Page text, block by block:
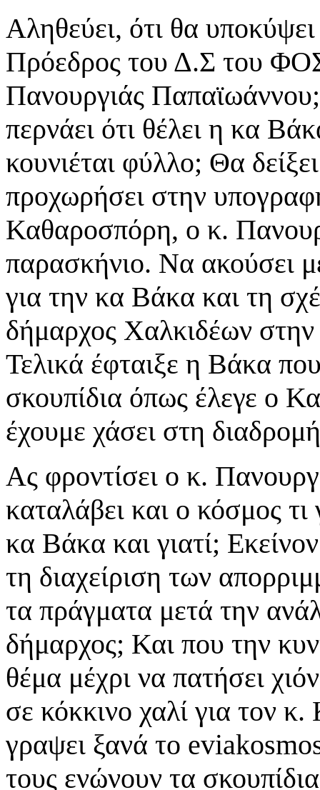
Αληθεύει, ότι θα
Πρόεδρος του Δ.Σ του
Πανουργιάς
περνάει ότι θέλει η κα
κουνιέται φύλλο; Θα
προχωρήσει στην
Καθαροσπόρη, ο κ.
παρασκήνιο. Να ακούσει
για την κα Βάκα και τη
δήμαρχος Χαλκιδέων
Τελικά έφταιξε η Βάκα
σκουπίδια όπως έλεγε ο
έχουμε χάσει στη
Ας φροντίσει ο κ.
καταλάβει και ο κόσμος τι
κα Βάκα και γιατί;
τη διαχείριση των
τα πράγματα μετά την
δήμαρχος; Και που την
θέμα μέχρι να πατήσει
σε κόκκινο χαλί για τον
γραψει ξανά το
τους ενώνουν τα